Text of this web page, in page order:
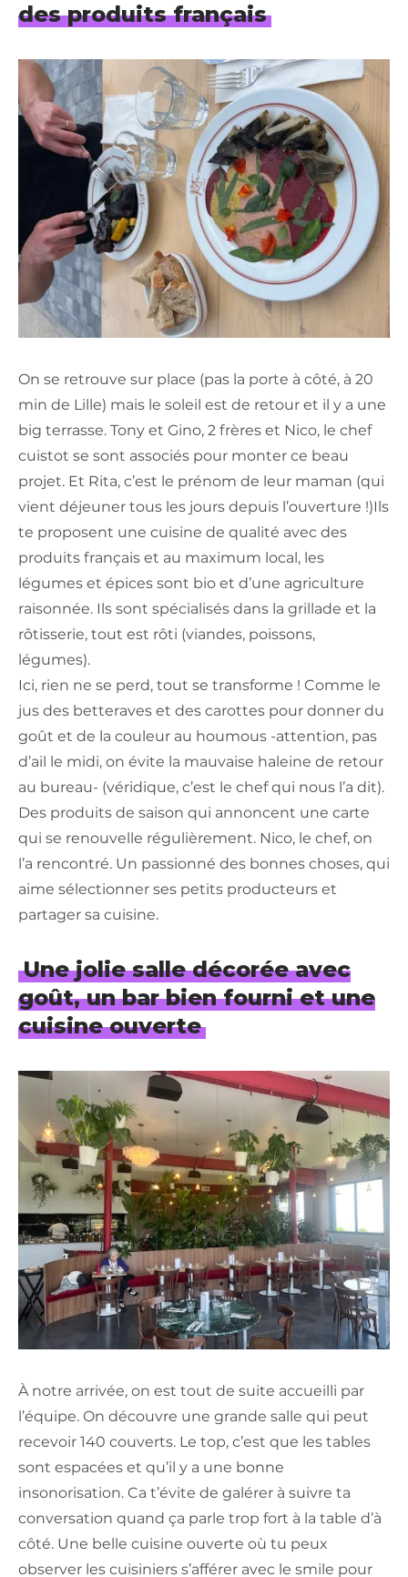
des produits français
On se retrouve sur place (pas la porte à côté, à 20
min de Lille) mais le soleil est de retour et il y a une
big terrasse. Tony et Gino, 2 frères et Nico, le chef
cuistot se sont associés pour monter ce beau
projet. Et Rita, c’est le prénom de leur maman (qui
vient déjeuner tous les jours depuis l’ouverture !)Ils
te proposent une cuisine de qualité avec des
produits français et au maximum local, les
légumes et épices sont bio et d’une agriculture
raisonnée. Ils sont spécialisés dans la grillade et la
rôtisserie, tout est rôti (viandes, poissons,
légumes).
Ici, rien ne se perd, tout se transforme ! Comme le
jus des betteraves et des carottes pour donner du
goût et de la couleur au houmous -attention, pas
d’ail le midi, on évite la mauvaise haleine de retour
au bureau- (véridique, c’est le chef qui nous l’a dit).
Des produits de saison qui annoncent une carte
qui se renouvelle régulièrement. Nico, le chef, on
l’a rencontré. Un passionné des bonnes choses, qui
aime sélectionner ses petits producteurs et
partager sa cuisine.
Une jolie salle décorée avec
goût, un bar bien fourni et une
cuisine ouverte
À notre arrivée, on est tout de suite accueilli par
l’équipe. On découvre une grande salle qui peut
recevoir 140 couverts. Le top, c’est que les tables
sont espacées et qu’il y a une bonne
insonorisation. Ca t’évite de galérer à suivre ta
conversation quand ça parle trop fort à la table d’à
côté. Une belle cuisine ouverte où tu peux
observer les cuisiniers s’afférer avec le smile pour